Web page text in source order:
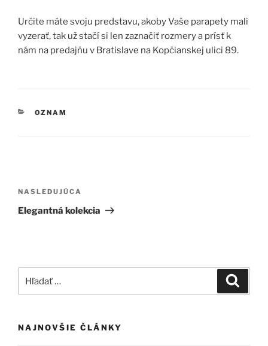
Určite máte svoju predstavu, akoby Vaše parapety mali
vyzerať, tak už stačí si len zaznačiť rozmery a prísť k
nám na predajňu v Bratislave na Kopčianskej ulici 89.
KATEGÓRIE
OZNAM
v
článku
Ďalší
článok
NASLEDUJÚCA
Elegantná kolekcia
NAJNOVŠIE ČLÁNKY